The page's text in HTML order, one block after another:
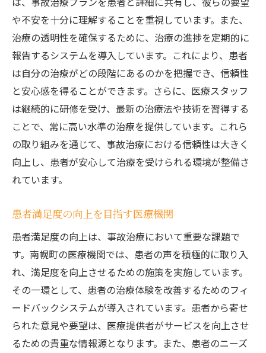
や不安を十分に理解することを重視しています。また、
治療の透明性を確保するために、治療の進捗を定期的に
報告するシステムを導入しています。これにより、患者
は自分の治療がどの段階にあるのかを把握でき、信頼性
と安心感を得ることができます。さらに、医療スタッフ
は継続的に研修を受け、最新の治療法や技術を習得する
ことで、常に高い水準の治療を提供しています。これら
の取り組みを通じて、事故治療における信頼性は大きく
向上し、患者が安心して治療を受けられる環境が整備さ
れています。
患者満足度の向上を目指す医療機関
患者満足度の向上は、事故治療において重要な課題で
す。南幌町の医療機関では、患者の声を積極的に取り入
れ、満足度を向上させるための施策を実施しています。
その一環として、患者の治療体験を改善するためのフィ
ードバックシステムが導入されています。患者から寄せ
られた意見や要望は、医療提供者がサービスを向上させ
るための貴重な情報源となります。また、患者のニーズ